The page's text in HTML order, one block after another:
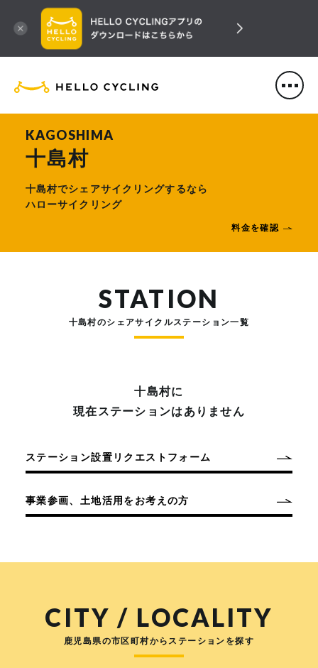
HELLO CYCLING（ハローサ
KAGOSHIMA
十島村
十島村でシェアサイクリングするなら
ハローサイクリング
料金を確認
STATION
十島村のシェアサイクルステーション一覧
十島村に
現在ステーションはありません
ステーション設置リクエストフォーム
事業参画、土地活用をお考えの方
CITY / LOCALITY
鹿児島県の市区町村からステーションを探す